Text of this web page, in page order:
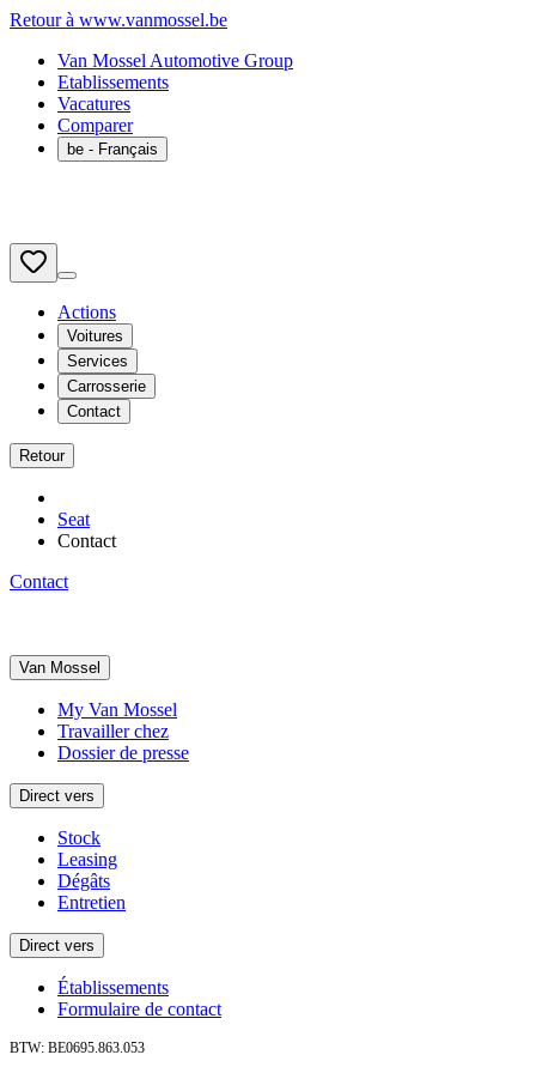
Retour à www.vanmossel.be
Van Mossel Automotive Group
Etablissements
Vacatures
Comparer
be - Français
Actions
Voitures
Services
Carrosserie
Contact
Retour
Seat
Contact
Contact
Van Mossel
My Van Mossel
Travailler chez
Dossier de presse
Direct vers
Stock
Leasing
Dégâts
Entretien
Direct vers
Établissements
Formulaire de contact
BTW: BE0695.863.053